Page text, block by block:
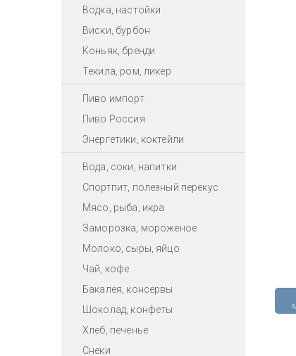
Водка, настойки
Виски, бурбон
Коньяк, бренди
Текила, ром, ликер
Пиво импорт
Пиво Россия
Энергетики, коктейли
Вода, соки, напитки
Спортпит, полезный перекус
Мясо, рыба, икра
Заморозка, мороженое
Молоко, сыры, яйцо
Чай, кофе
Бакалея, консервы
Шоколад, конфеты
Хлеб, печенье
Снеки